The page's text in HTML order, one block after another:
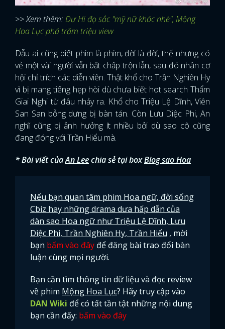
>> Xem thêm:Dư Hi đọ sắc "mỹ nữ khóc nhè", Mộng
Hoa Lục phá trăm triệu view
Dẫu ai cũng biết phim là phim, đời là đời, thế nhưng có
vẻ một vài người vẫn bất chấp trộn lẫn, sau đó nhân cơ
hội chỉ trích các diễn viên. Thật khổ cho Trần Nghiên Hy
vì bị mang tiếng hẹp hòi dù chưa biết hot search Thẩm
Giai Nghi từ đâu nhảy ra. Khổ cho Triệu Lệ Dĩnh, Viên
San San bỗng dưng bị bàn tán. Còn Lưu Diệc Phi, An
nghĩ cũng bị ảnh hưởng ít nhiều bởi dù sao cô cũng
đang đóng với Trần Hiểu mà.
* Bài viết củaAn Leechia sẻ tại boxBlog sao Hoa
Nếu bạn quan tâm phim Hoa ngữ, đời sống
Cbiz hay những drama dưa hấp dẫn của
dàn sao Hoa ngữ như Triệu Lệ Dĩnh, Lưu
Diệc Phi, Trần Nghiên Hy, Trần Hiểu , mời
bạn bấm vào đây để đăng bài trao đổi bàn
luận cùng mọi người.
Bạn cần tìm thông tin dữ liệu và đọc review
về phim Mộng Hoa Lục? Hãy truy cập vào
DAN Wiki để có tất tần tật những nội dung
bạn cần đấy: bấm vào đây